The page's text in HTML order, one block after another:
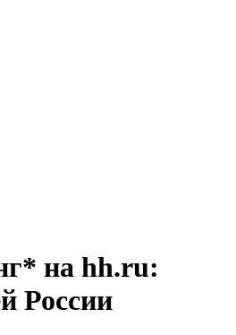
на hh.ru:
России